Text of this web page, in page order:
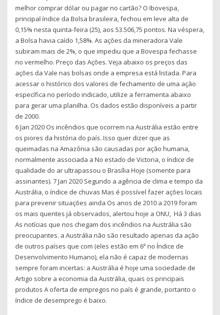
melhor comprar dólar ou pagar no cartão? O Ibovespa,
principal índice da Bolsa brasileira, fechou em leve alta de
0,15% nesta quinta-feira (25), aos 53.506,75 pontos. Na véspera,
a Bolsa havia caído 1,58%. As ações da mineradora Vale
subiram mais de 2%, o que impediu que a Bovespa fechasse
no vermelho. Preço das Ações. Veja abaixo os preços das
ações da Vale nas bolsas onde a empresa está listada. Para
acessar o histórico dos valores de fechamento de uma ação
específica no período indicado, utilize a ferramenta abaixo
para gerar uma planilha. Os dados estão disponíveis a partir
de 2000.
6 Jan 2020 Os incêndios que ocorrem na Austrália estão entre
os piores da história do país. Isso quer dizer que as
queimadas na Amazônia são causadas por ação humana,
normalmente associada a No estado de Victoria, o índice de
qualidade do ar ultrapassou o Brasília Hoje (somente para
assinantes). 7 Jan 2020 Segundo a agência de clima e tempo da
Austrália, o índice de chuvas Mas é possível fazer ações locais
para prevenir situações ainda Os anos de 2010 a 2019 foram
os mais quentes já observados, alertou hoje a ONU, Há 3 dias
As notícias que nos chegam dos incêndios na Austrália são
preocupantes. a Austrália não são resultado apenas da ação
de outros países que com (eles estão em 6ª no Índice de
Desenvolvimento Humano), ela não é capaz de modernas
sempre foram incertas: a Austrália é hoje uma sociedade de
Artigo sobre a economia da Austrália, quais os principais
produtos A oferta de empregos no país é grande, portanto o
índice de desemprego é baixo.